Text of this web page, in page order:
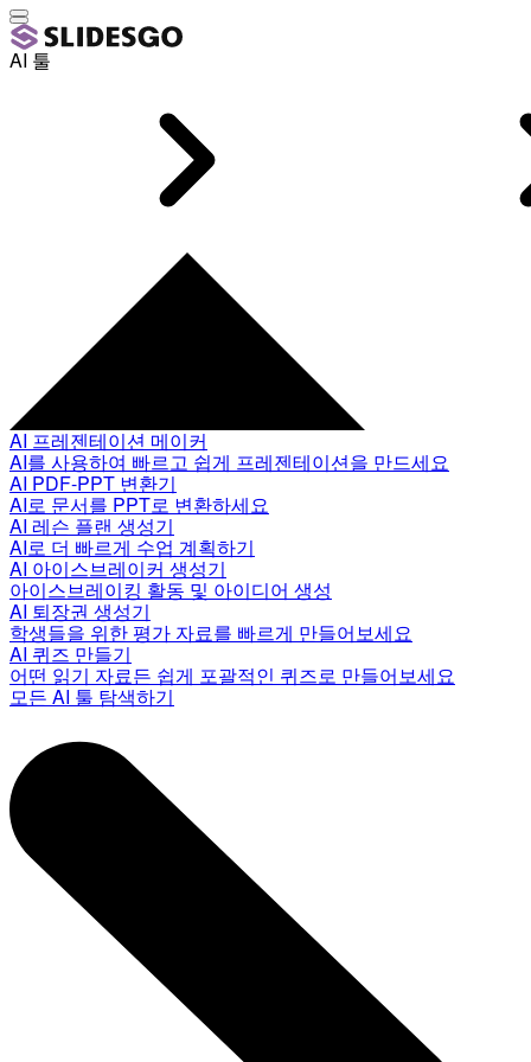
AI 툴
AI 프레젠테이션 메이커
AI를 사용하여 빠르고 쉽게 프레젠테이션을 만드세요
AI PDF-PPT 변환기
AI로 문서를 PPT로 변환하세요
AI 레슨 플랜 생성기
AI로 더 빠르게 수업 계획하기
AI 아이스브레이커 생성기
아이스브레이킹 활동 및 아이디어 생성
AI 퇴장권 생성기
학생들을 위한 평가 자료를 빠르게 만들어보세요
AI 퀴즈 만들기
어떤 읽기 자료든 쉽게 포괄적인 퀴즈로 만들어보세요
모든 AI 툴 탐색하기